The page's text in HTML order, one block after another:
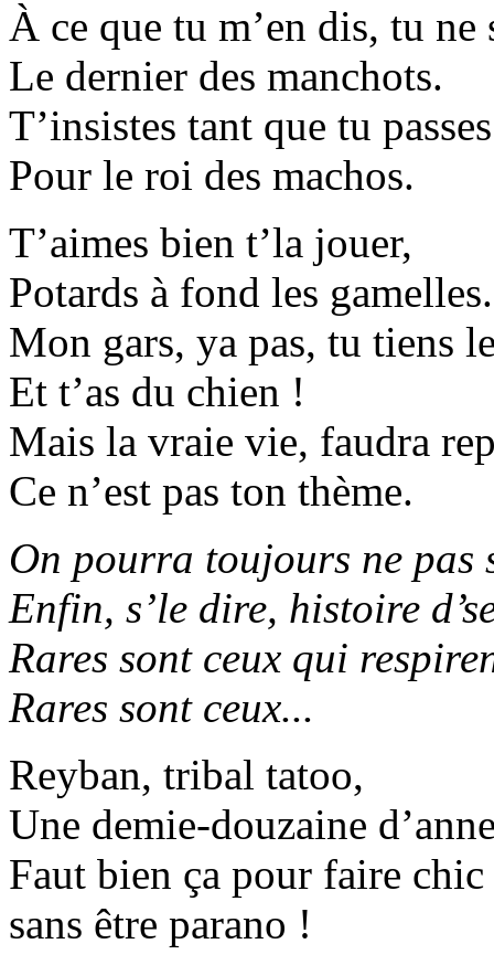
À ce que tu m’en dis, tu ne
Le dernier des manchots.
T’insistes tant que tu passes
Pour le roi des machos.
T’aimes bien t’la jouer,
Potards à fond les gamelles.
Mon gars, ya pas, tu tiens
Et t’as du chien !
Mais la vraie vie, faudra
Ce n’est pas ton thème.
On pourra toujours ne pas
Enfin, s’le dire, histoire
Rares sont ceux qui
Rares sont ceux...
Reyban, tribal tatoo,
Une demie-douzaine
Faut bien ça pour faire chic
sans être parano !